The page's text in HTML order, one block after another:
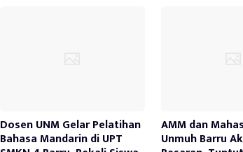
Dosen UNM Gelar Pelatihan
Bahasa Mandarin di UPT
AMM dan
Unmuh Barru